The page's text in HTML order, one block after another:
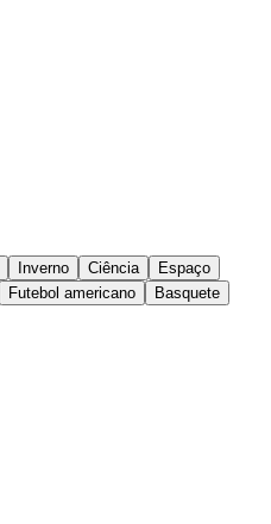
Inverno Ciência
Espaço
Futebol americano Basquete